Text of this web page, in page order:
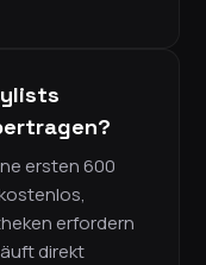
ersten 600
erfordern
direkt